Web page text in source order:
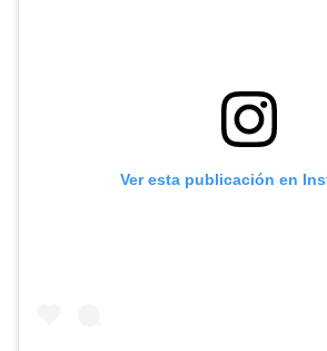
Ver esta publicación en